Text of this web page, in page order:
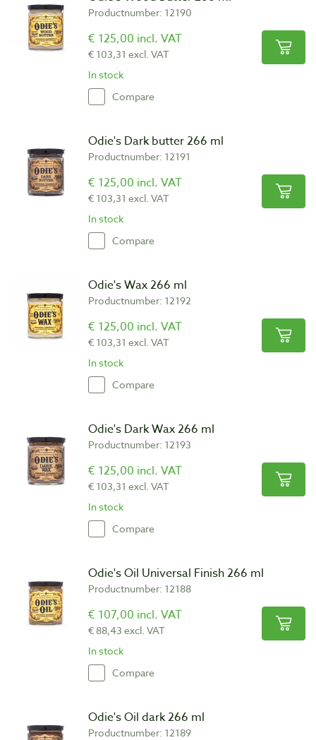
Productnumber: 12190
€ 125,00 incl. VAT
€ 103,31 excl. VAT
In stock
Compare
Odie's Dark butter 266 ml
Productnumber: 12191
€ 125,00 incl. VAT
€ 103,31 excl. VAT
In stock
Compare
Odie's Wax 266 ml
Productnumber: 12192
€ 125,00 incl. VAT
€ 103,31 excl. VAT
In stock
Compare
Odie's Dark Wax 266 ml
Productnumber: 12193
€ 125,00 incl. VAT
€ 103,31 excl. VAT
In stock
Compare
Odie's Oil Universal Finish 266 ml
Productnumber: 12188
€ 107,00 incl. VAT
€ 88,43 excl. VAT
In stock
Compare
Odie's Oil dark 266 ml
Productnumber: 12189